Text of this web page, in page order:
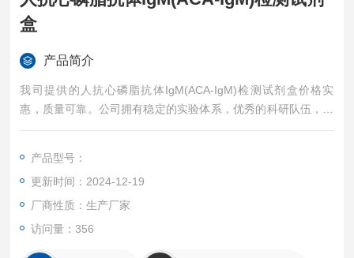
盒
产品简介
我司提供的人抗心磷脂抗体IgM(ACA-IgM)检测试剂盒价格实
惠，质量可靠。公司拥有稳定的实验体系，优秀的科研队伍，准
确的实验结果，是您值得信赖的合作伙伴，凡购买我司的试剂盒
产品型号：
更新时间：2024-12-19
厂商性质：生产厂家
访问量：356